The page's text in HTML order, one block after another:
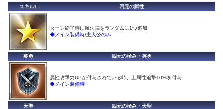
スキル1 四元の賦性
ターン終了時に魔法陣をランダムに1つ追加
◆メイン装備時/主人公のみ
英勇 四元の極み・英勇
属性攻撃力UPが付与されている時、土属性追撃10%を付与
◆メイン装備時
天聖 四元の極み・天聖